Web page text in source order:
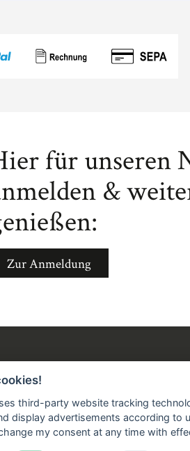
für unseren
&
Zur Anmeldung
Buchgemeinschaft
Genossenschaft
third-party website tracking
display advertisements according to
my consent at any time with